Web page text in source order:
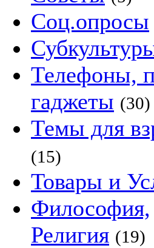
Соц.опросы
Телефоны,
гаджеты (30)
Темы для
(15)
Товары и
Философия,
Религия (19)